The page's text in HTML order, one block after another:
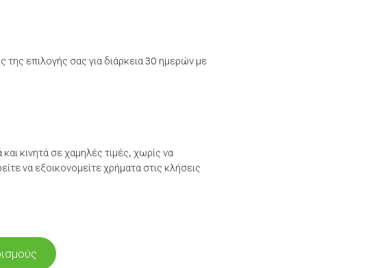
επιλογής σας για διάρκεια 30 ημερών με
κινητά σε χαμηλές τιμές, χωρίς να
να εξοικονομείτε χρήματα στις κλήσεις